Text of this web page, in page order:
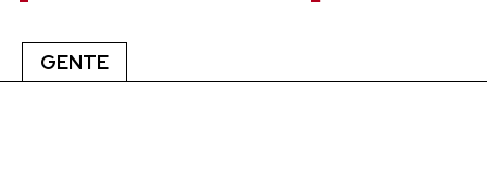
GENTE